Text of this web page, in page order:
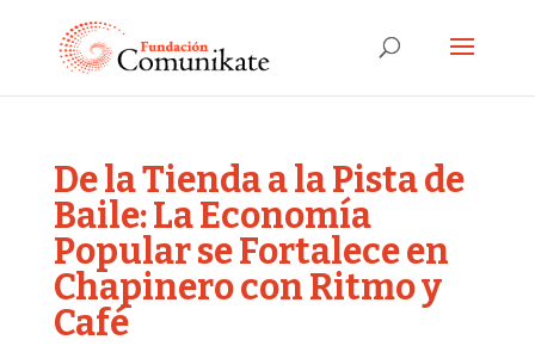
De la Tienda a la Pista de
Baile: La Economía
Popular se Fortalece en
Chapinero con Ritmo y
Café